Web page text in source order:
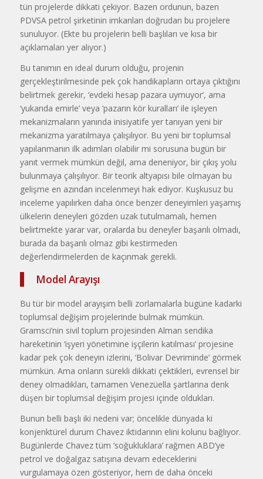
tün projelerde dikkati çekiyor. Bazen ordunun, bazen
PDVSA petrol şirke­tinin imkanları doğrudan bu projelere
sunuluyor. (Ekte bu projelerin belli başlıları ve kısa bir
açıklamaları yer alıyor.)
Bu tanımın en ideal durum oldu­ğu, projenin
gerçekleştirilmesinde pek çok handikapların ortaya çıktığını
belirtmek gerekir, ‘evdeki hesap pa­zara uymuyor’, ama
‘yukarıda emirle’ veya ‘pazarın kör kuralları’ ile işleyen
mekanizmaların yanında inisiyatife yer tanıyan yeni bir
mekanizma yara­tılmaya çalışılıyor. Bu yeni bir toplumsal
yapılanmanın ilk adımları ola­bilir mi sorusuna bugün bir
yanıt ver­mek mümkün değil, ama deneniyor, bir çıkış yolu
bulunmaya çalışılıyor. Bir teorik altyapısı bile olmayan bu
gelişme en azından incelenmeyi hak ediyor. Kuşkusuz bu
inceleme yapılır­ken daha önce benzer deneyimleri ya­şamış
ülkelerin deneyleri gözden uzak tutulmamalı, hemen
belirtmekte yarar var, oralarda bu deneyler başarı­lı olmadı,
burada da başarılı olmaz gi­bi kestirmeden
değerlendirmelerden de kaçınmak gerekli.
Model Arayışı
Bu tür bir model arayışım belli zorlamalarla bugüne kadarki
toplum­sal değişim projelerinde bulmak mümkün.
Gramsci’nin sivil toplum projesinden Alman sendika
hareketi­nin ‘işyeri yönetimine işçilerin katıl­ması’ projesine
kadar pek çok dene­yin izlerini, ‘Bolivar Devriminde’ görmek
mümkün. Ama onların sürek­li dikkati çektikleri, evrensel bir
de­ney olmadıkları, tamamen Venezüella şartlarına denk
düşen bir toplumsal değişim projesi içinde oldukları.
Bunun belli başlı iki nedeni var; öncelikle dünyada ki
konjenktürel du­rum Chavez iktidarının elini kolunu bağlıyor.
Bugünlerde Chavez tüm ‘soğukluklara’ rağmen ABD’ye
petrol ve doğalgaz satışına devam edecekle­rini
vurgulamaya özen gösteriyor, hem de daha önceki